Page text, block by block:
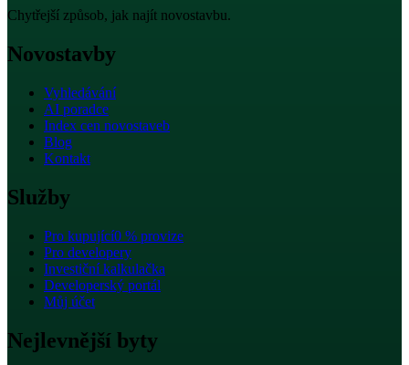
Chytřejší způsob, jak najít novostavbu.
Novostavby
Vyhledávání
AI poradce
Index cen novostaveb
Blog
Kontakt
Služby
Pro kupující0 % provize
Pro developery
Investiční kalkulačka
Developerský portál
Můj účet
Nejlevnější byty